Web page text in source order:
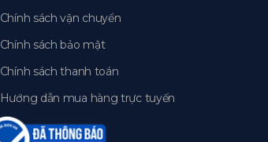
Chính sách vận chuyển
Chính sách bảo mật
Chính sách thanh toán
Hướng dẫn mua hàng trực tuyến